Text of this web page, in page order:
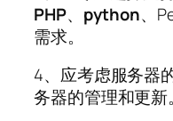
PHP、 python、
需求。
4、应考虑服务器
务器的管理和更新。